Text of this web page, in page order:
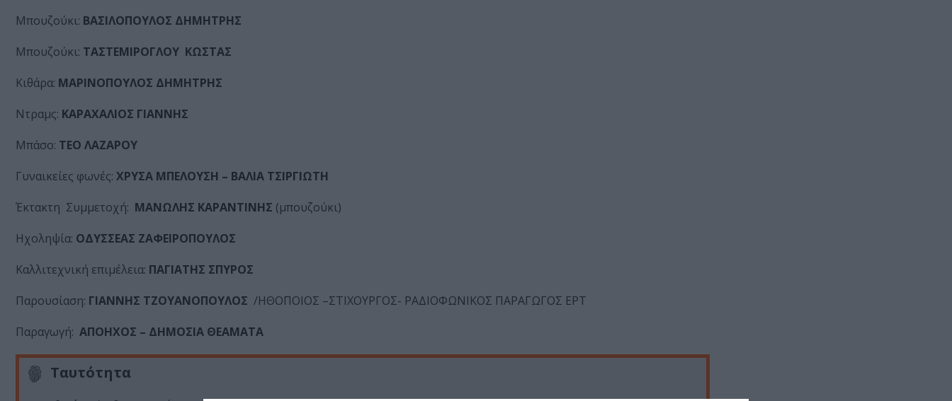
Μπουζούκι: ΒΑΣΙΛΟΠΟΥΛΟΣ ΔΗΜΗΤΡΗΣ
Μπουζούκι: ΤΑΣΤΕΜΙΡΟΓΛΟΥ ΚΩΣΤΑΣ
Κιθάρα: ΜΑΡΙΝΟΠΟΥΛΟΣ ΔΗΜΗΤΡΗΣ
Ντραμς: ΚΑΡΑΧΑΛΙΟΣ ΓΙΑΝΝΗΣ
Μπάσο: ΤΕΟ ΛΑΖΑΡΟΥ
Γυναικείες φωνές: ΧΡΥΣΑ ΜΠΕΛΟΥΣΗ – ΒΑΛΙΑ ΤΣΙΡΓΙΩΤΗ
Έκτακτη Συμμετοχή: ΜΑΝΩΛΗΣ ΚΑΡΑΝΤΙΝΗΣ (μπουζούκι)
Ηχοληψία: ΟΔΥΣΣΕΑΣ ΖΑΦΕΙΡΟΠΟΥΛΟΣ
Καλλιτεχνική επιμέλεια: ΠΑΓΙΑΤΗΣ ΣΠΥΡΟΣ
Παρουσίαση: ΓΙΑΝΝΗΣ ΤΖΟΥΑΝΟΠΟΥΛΟΣ /ΗΘΟΠΟΙΟΣ –ΣΤΙΧΟΥΡΓΟΣ- ΡΑΔΙΟΦΩΝΙΚΟΣ ΠΑΡΑΓΩΓΟΣ ΕΡΤ
Παραγωγή: ΑΠΟΗΧΟΣ – ΔΗΜΟΣΙΑ ΘΕΑΜΑΤΑ
Ταυτότητα